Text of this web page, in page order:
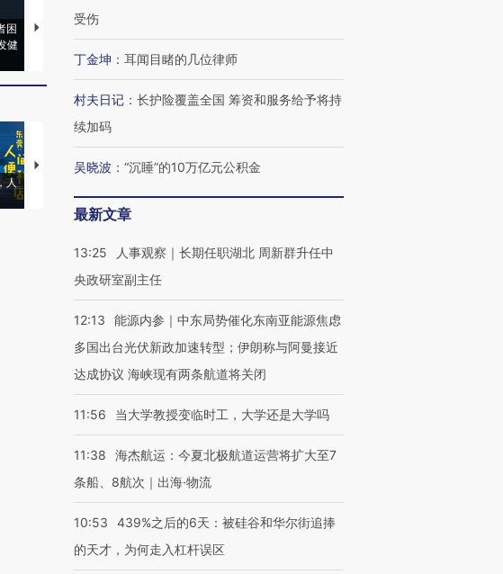
困
健
视线｜HYROX的吸金
心“花钱找虐”？
毒品
人
【推广】走进第四届链博
有意思的生活方式·第三对
住三大增长引擎是什么？
受伤
丁金坤 ： 耳闻目睹的几位律师
村夫日记 ： 长护险覆盖全国 筹资和服务给予将持
续加码
吴晓波 ： “沉睡”的10万亿元公积金
最新文章
13:25
人事观察｜长期任职湖北 周新群升任中
央政研室副主任
12:13
能源内参｜中东局势催化东南亚能源焦虑
多国出台光伏新政加速转型；伊朗称与阿曼接近
达成协议 海峡现有两条航道将关闭
11:56 当大学教授变临时工，大学还是大学吗
11:38
海杰航运：今夏北极航道运营将扩大至7
条船、8航次｜出海·物流
10:53
439%之后的6天：被硅谷和华尔街追捧
的天才，为何走入杠杆误区